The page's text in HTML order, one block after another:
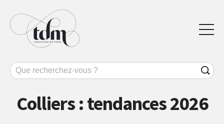
Colliers : tendances 2026